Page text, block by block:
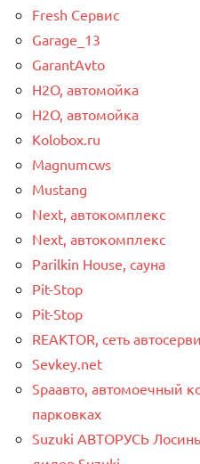
Fresh Сервис
Garage_13
GarantAvto
H2O, автомойка
H2O, автомойка
Kolobox.ru
Magnumcws
Mustang
Next, автокомплекс
Next, автокомплекс
Parilkin House, сауна
Pit-Stop
Pit-Stop
REAKTOR, сеть
Sevkey.net
Spaавто, автомоечный
парковках
Suzuki АВТОРУСЬ